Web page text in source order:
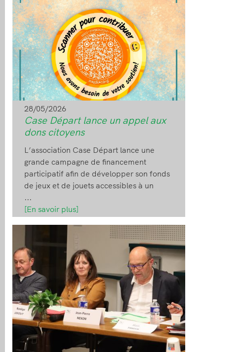
28/05/2026
Case Départ lance un appel aux
dons citoyens
L’association Case Départ lance une
grande campagne de financement
participatif afin de développer son fonds
de jeux et de jouets accessibles à un
...
[En savoir plus]